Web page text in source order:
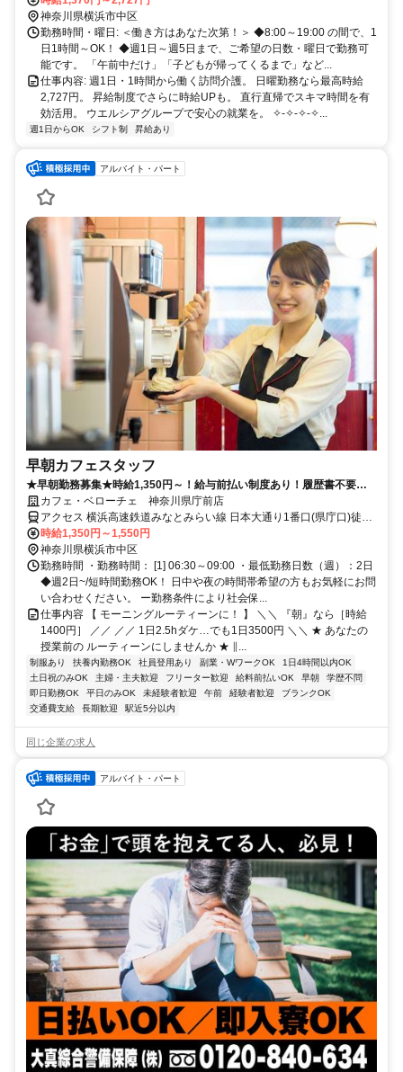
山下ポートハイツ102号室 （横浜高速 みなとみらい線「日本大通り
駅」より徒歩2分） （JR 根岸線、横浜市営地下鉄 1／3号線「関内
駅」より徒歩9分）
神奈川県横浜市中区
勤務時間・曜日: ＜働き方はあなた次第！＞ ◆8:00～19:00 の間で、1
日1時間～OK！ ◆週1日～週5日まで、ご希望の日数・曜日で勤務可
能です。 「午前中だけ」「子どもが帰ってくるまで」など...
仕事内容: 週1日・1時間から働く訪問介護。 日曜勤務なら最高時給
2,727円。 昇給制度でさらに時給UPも。 直行直帰でスキマ時間を有
効活用。 ウエルシアグループで安心の就業を。 ✧-✧-✧-✧...
週1日からOK シフト制 昇給あり
アルバイト・パート
早朝カフェスタッフ
★早朝勤務募集★時給1,350円～！給与前払い制度あり！履歴書不要！
社割あり！カフェ勤務未経験歓迎！
カフェ・ベローチェ 神奈川県庁前店
アクセス 横浜高速鉄道みなとみらい線 日本大通り1番口(県庁口)徒歩
約2分、横浜高速鉄道みなとみらい線 馬車道6番口(赤レンガ倉庫口)徒
歩約6分、横浜市営ブルーライン 関内1番口徒歩約10分 日本大通り駅
１番出口徒歩0分、関内駅 南口徒歩8分、１番出口徒歩8分
時給1,350円～1,550円
神奈川県横浜市中区
勤務時間 ・勤務時間： [1] 06:30～09:00 ・最低勤務日数（週）：2日
◆週2日~/短時間勤務OK！ 日中や夜の時間帯希望の方もお気軽にお問
い合わせください。 ー勤務条件により社会保...
仕事内容 【 モーニングルーティーンに！ 】 ＼＼ 『朝』なら［時給
1400円］ ／／ ／／ 1日2.5hダケ…でも1日3500円 ＼＼ ★ あなたの
授業前の ルーティーンにしませんか ★ ∥...
制服あり 扶養内勤務OK 社員登用あり 副業・WワークOK
1日4時間以内OK
土日祝のみOK
主婦・主夫歓迎 フリーター歓迎 給料前払いOK 早朝
学歴不問
即日勤務OK
平日のみOK 未経験者歓迎 午前 経験者歓迎
ブランクOK
交通費支給
長期歓迎 駅近5分以内
同じ企業の求人
アルバイト・パート